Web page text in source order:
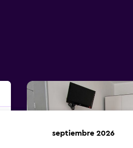
septiembre 2026